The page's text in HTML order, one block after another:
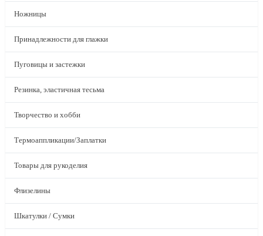
Ножницы
Принадлежности для глажки
Пуговицы и застежки
Резинка, эластичная тесьма
Творчество и хобби
Термоаппликации/Заплатки
Товары для рукоделия
Флизелины
Шкатулки / Сумки